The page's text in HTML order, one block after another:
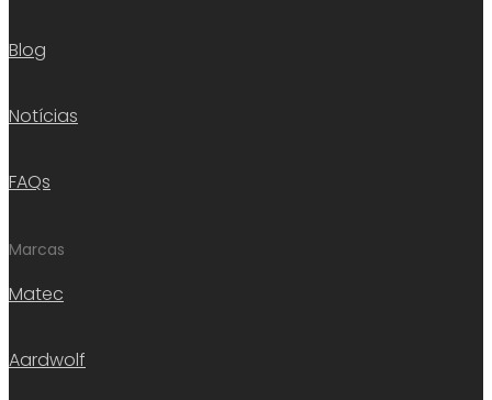
Blog
Notícias
FAQs
Marcas
Matec
Aardwolf